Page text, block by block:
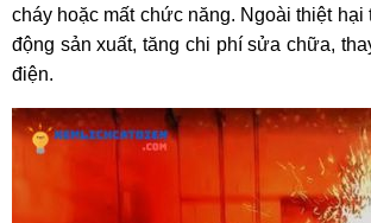
cháy hoặc mất chức năng. Ngoài thiệt
động sản xuất, tăng chi phí sửa chữa,
điện.